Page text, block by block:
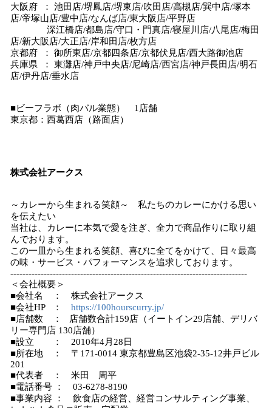
大阪府 ： 池田店/堺鳳店/堺東店/吹田店/高槻店/巽中店/塚本
店/帝塚山店/豊中店/なんば店/東大阪店/平野店
深江橋店/都島店/守口・門真店/寝屋川店/八尾店/梅田
店/新大阪店/大正店/岸和田店/枚方店
京都府 ： 御所東店/京都四条店/京都伏見店/西大路御池店
兵庫県 ： 東灘店/神戸中央店/尼崎店/西宮店/神戸長田店/明石
店/伊丹店/垂水店
■ビーフラボ（肉バル業態） 1店舗
東京都：西葛西店（路面店）
株式会社アークス
～カレーから生まれる笑顔～ 私たちのカレーにかける思い
を伝えたい
当社は、カレーに本気で愛を注ぎ、全力で商品作りに取り組
んでおります。
この一皿から生まれる笑顔、喜びに全てをかけて、日々最高
の味・サービス・パフォーマンスを追求しております。
------------------------------------------------------------------------------
＜会社概要＞
■会社名 ： 株式会社アークス
■会社HP ： https://100hourscurry.jp/
■店舗数 ： 店舗数合計159店（イートイン29店舗、デリバ
リー専門店 130店舗）
■設立 ： 2010年4月28日
■所在地 ： 〒171-0014 東京都豊島区池袋2-35-12井戸ビル
201
■代表者 ： 米田 周平
■電話番号 ： 03-6278-8190
■事業内容 ： 飲食店の経営、経営コンサルティング事業、